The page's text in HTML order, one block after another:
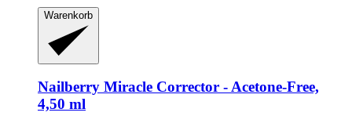
Warenkorb
Nailberry Miracle Corrector -​ Acetone-​Free,
4,50 ml